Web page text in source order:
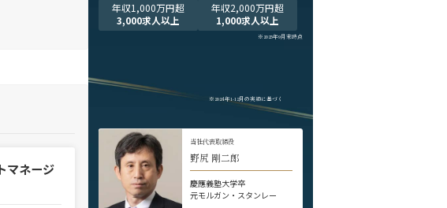
マネージ
年収1,000万円超
3,000求人以上
年収2,000万円超
1,000求人以上
※2025年9月末時点
※2024年1-12月の実績に基づく
当社代表取締役
野尻 剛二郎
慶應義塾大学卒
元モルガン・スタンレー